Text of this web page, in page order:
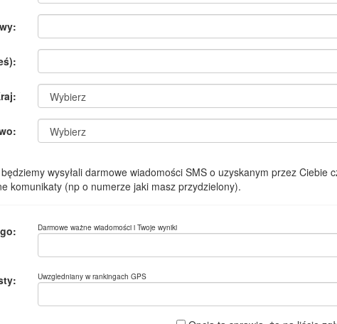
wysyłali darmowe wiadomości SMS o uzyskanym przez Ciebie
komunikaty (np o numerze jaki masz przydzielony).
Darmowe ważne wiadomości i Twoje wyniki
Uwzgledniany w rankingach GPS